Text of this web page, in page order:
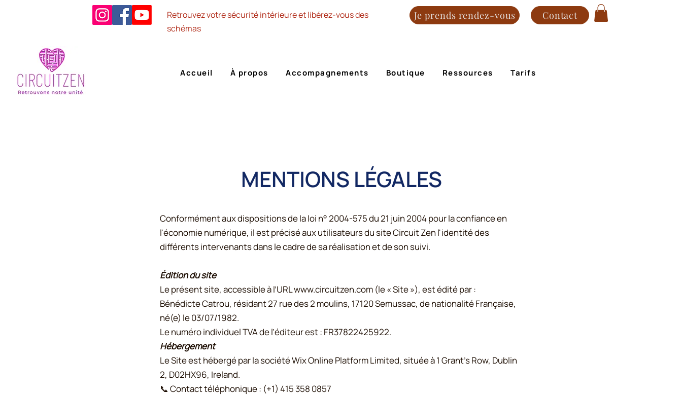
Retrouvez votre sécurité intérieure et libérez-vous des
schémas
Je prends rendez-vous Contact
Accueil À propos Accompagnements Boutique Ressources Tarifs
MENTIONS LÉGALES
Conformément aux dispositions de la loi n° 2004-575 du 21 juin 2004 pour la confiance en
l'économie numérique, il est précisé aux utilisateurs du site Circuit Zen l'identité des
différents intervenants dans le cadre de sa réalisation et de son suivi.
Édition du site
Le présent site, accessible à l’URLwww.circuitzen.com (le « Site »), est édité par :
Bénédicte Catrou, résidant 27 rue des 2 moulins, 17120 Semussac, de nationalité Française,
né(e) le 03/07/1982.
Le numéro individuel TVA de l’éditeur est : FR37822425922.
Hébergement
Le Site est hébergé par la société Wix Online Platform Limited, située à 1 Grant’s Row, Dublin
2, D02HX96, Ireland.
📞 Contact téléphonique : (+1) 415 358 0857